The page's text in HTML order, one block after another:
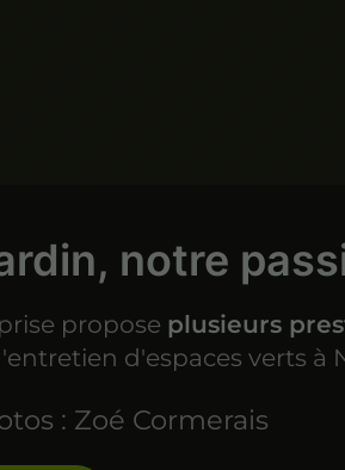
notre
propose plusieurs
d'espaces verts à
: Zoé Cormerais